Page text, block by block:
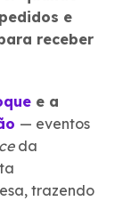
e
receber
e a
— eventos
da
trazendo